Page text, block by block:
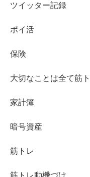
ツイッター記録
ポイ活
保険
大切なことは全て筋
家計簿
暗号資産
筋トレ
筋トレ動機づけ